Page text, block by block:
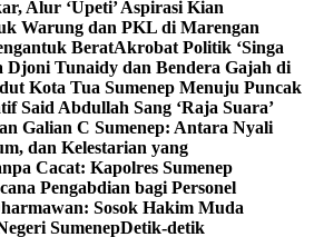
Alur ‘Upeti’ Aspirasi Kian
Warung dan PKL di Marengan
BeratAkrobat Politik ‘Singa
Djoni Tunaidy dan Bendera Gajah di
Kota Tua Sumenep Menuju Puncak
Said Abdullah Sang ‘Raja Suara’
Galian C Sumenep: Antara Nyali
dan Kelestarian yang
Cacat: Kapolres Sumenep
Pengabdian bagi Personel
Sosok Hakim Muda
SumenepDetik-detik